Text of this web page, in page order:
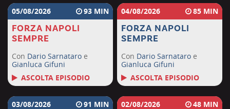
05/08/2026 93
FORZA NAPOLI
SEMPRE
Con Dario Sarnataro e
Gianluca Gifuni
ASCOLTA EPISODIO
04/08/2026 85
FORZA NAPOLI
SEMPRE
Con Dario Sarnataro e
Gianluca Gifuni
ASCOLTA EPISODIO
03/08/2026 91 02/08/2026 48